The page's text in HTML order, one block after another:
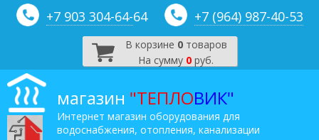
+7 903 304-64-64 +7 (964) 987-40-53
В корзине 0товаров
На сумму 0 руб.
магазин "ТЕПЛОВИК"
Интернет магазин оборудования для
водоснабжения, отопления, канализации